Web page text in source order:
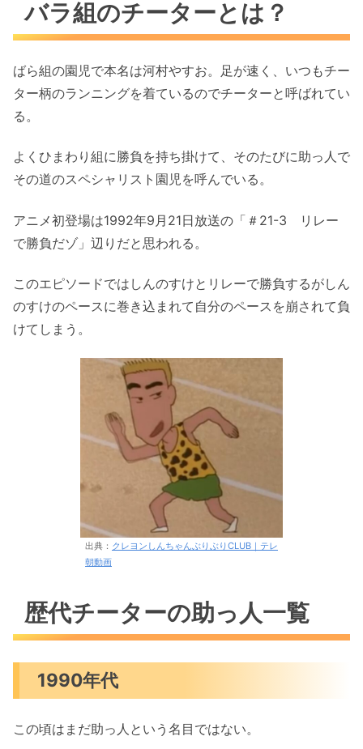
バラ組のチーターとは？
ばら組の園児で本名は河村やすお。足が速く、いつもチー
ター柄のランニングを着ているのでチーターと呼ばれてい
る。
よくひまわり組に勝負を持ち掛けて、そのたびに助っ人で
その道のスペシャリスト園児を呼んでいる。
アニメ初登場は1992年9月21日放送の「＃21-3 リレー
で勝負だゾ」辺りだと思われる。
このエピソードではしんのすけとリレーで勝負するがしん
のすけのペースに巻き込まれて自分のペースを崩されて負
けてしまう。
出典： クレヨンしんちゃんぶりぶりCLUB｜テレ
朝動画
歴代チーターの助っ人一覧
1990年代
この頃はまだ助っ人という名目ではない。